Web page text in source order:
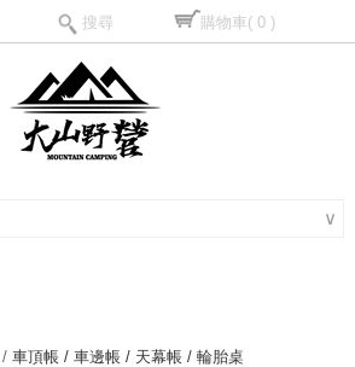
搜尋 購物車( 0 )
∨
/車頂帳 / 車邊帳 / 天幕帳 / 輪胎桌